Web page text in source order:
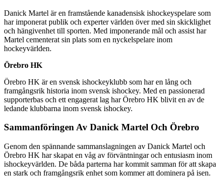
Danick Martel är en framstående kanadensisk ishockeyspelare som
har imponerat publik och experter världen över med sin skicklighet
och hängivenhet till sporten. Med imponerande mål och assist har
Martel cementerat sin plats som en nyckelspelare inom
hockeyvärlden.
Örebro HK
Örebro HK är en svensk ishockeyklubb som har en lång och
framgångsrik historia inom svensk ishockey. Med en passionerad
supporterbas och ett engagerat lag har Örebro HK blivit en av de
ledande klubbarna inom svensk ishockey.
Sammanföringen Av Danick Martel Och Örebro
Genom den spännande sammanslagningen av Danick Martel och
Örebro HK har skapat en våg av förväntningar och entusiasm inom
ishockeyvärlden. De båda parterna har kommit samman för att skapa
en stark och framgångsrik enhet som kommer att dominera på isen.